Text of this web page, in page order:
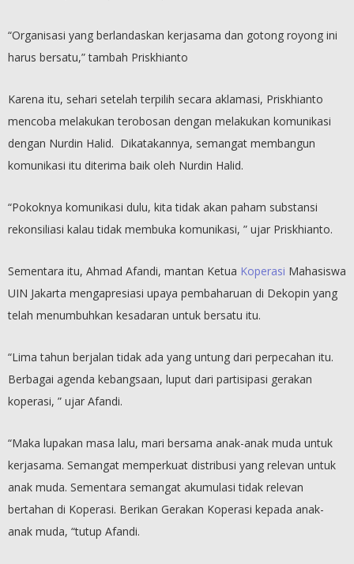
“Organisasi yang berlandaskan kerjasama dan gotong royong ini
harus bersatu,” tambah Priskhianto
Karena itu, sehari setelah terpilih secara aklamasi, Priskhianto
mencoba melakukan terobosan dengan melakukan komunikasi
dengan Nurdin Halid. Dikatakannya, semangat membangun
komunikasi itu diterima baik oleh Nurdin Halid.
“Pokoknya komunikasi dulu, kita tidak akan paham substansi
rekonsiliasi kalau tidak membuka komunikasi, ” ujar Priskhianto.
Sementara itu, Ahmad Afandi, mantan Ketua Koperasi Mahasiswa
UIN Jakarta mengapresiasi upaya pembaharuan di Dekopin yang
telah menumbuhkan kesadaran untuk bersatu itu.
“Lima tahun berjalan tidak ada yang untung dari perpecahan itu.
Berbagai agenda kebangsaan, luput dari partisipasi gerakan
koperasi, ” ujar Afandi.
“Maka lupakan masa lalu, mari bersama anak-anak muda untuk
kerjasama. Semangat memperkuat distribusi yang relevan untuk
anak muda. Sementara semangat akumulasi tidak relevan
bertahan di Koperasi. Berikan Gerakan Koperasi kepada anak-
anak muda, “tutup Afandi.